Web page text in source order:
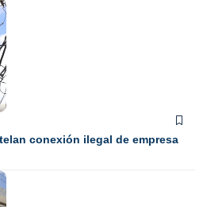
conexión ilegal de empresa